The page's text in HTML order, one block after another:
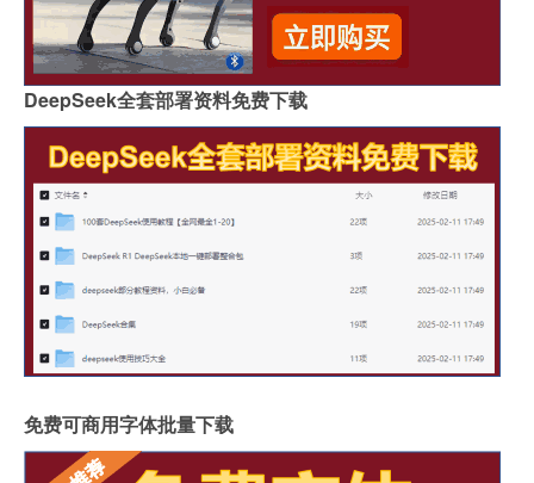
DeepSeek全套部署资料免费下载
免费可商用字体批量下载